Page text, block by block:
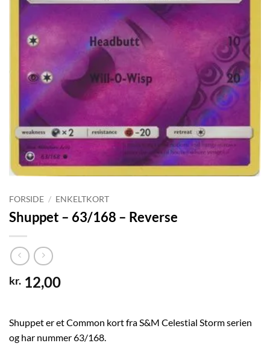
FORSIDE / ENKELTKORT
Shuppet – 63/168 – Reverse
kr. 12,00
Shuppet er et Common kort fra S&M Celestial Storm serien
og har nummer 63/168.